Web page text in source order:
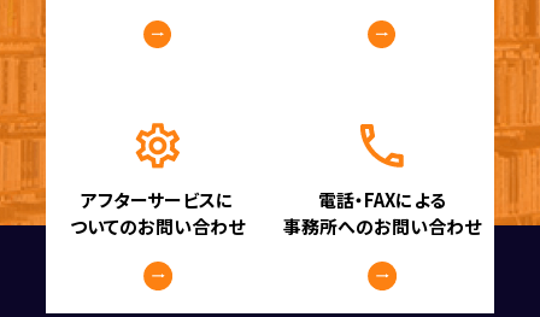
アフターサービスに
ついてのお問い合わせ
電話・FAXによる
事務所へのお問い合わせ